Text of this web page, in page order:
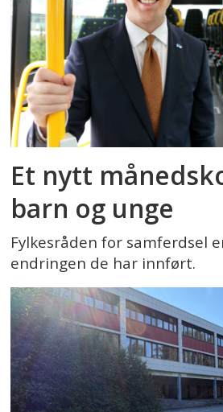
Et nytt
barn og unge
Fylkesråden for samferdsel
endringen de har innført.